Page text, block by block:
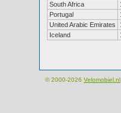
South Africa
Portugal
United Arabic Emirates
Iceland
© 2000-2026 Velomobiel.nl